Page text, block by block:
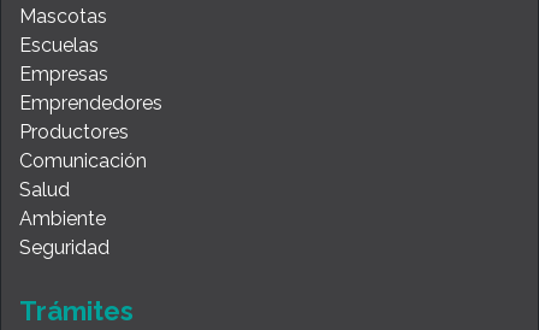
Mascotas
Escuelas
Empresas
Emprendedores
Productores
Comunicación
Salud
Ambiente
Seguridad
Trámites